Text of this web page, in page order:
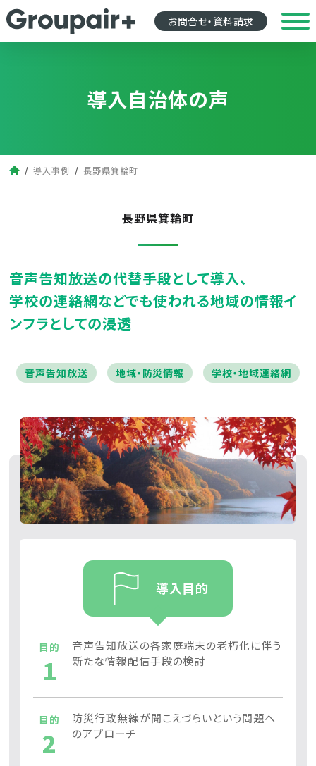
お問合せ・資料請求
導入自治体の声
導入事例 長野県箕輪町
長野県箕輪町
音声告知放送の代替手段として導入、
学校の連絡網などでも使われる地域の情報イ
ンフラとしての浸透
音声告知放送 地域・防災情報 学校・地域連絡網
導入目的
目的
1
音声告知放送の各家庭端末の老朽化に伴う
新たな情報配信手段の検討
目的
2
防災行政無線が聞こえづらいという問題へ
のアプローチ